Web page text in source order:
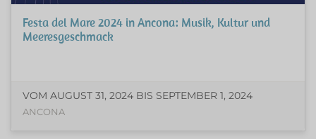
Festa del Mare 2024 in Ancona: Musik, Kultur und
Meeresgeschmack
VOM AUGUST 31, 2024 BIS SEPTEMBER 1, 2024
ANCONA